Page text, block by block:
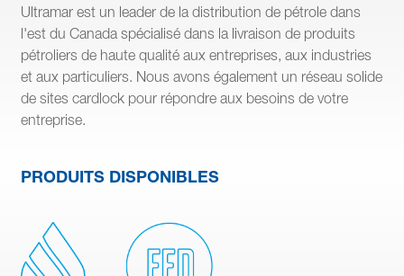
Ultramar est un leader de la distribution de pétrole dans
l'est du Canada spécialisé dans la livraison de produits
pétroliers de haute qualité aux entreprises, aux industries
et aux particuliers. Nous avons également un réseau solide
de sites cardlock pour répondre aux besoins de votre
entreprise.
PRODUITS DISPONIBLES